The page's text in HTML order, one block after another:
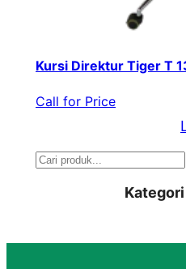
Kursi Direktur Tiger T
Call for Price
S
r